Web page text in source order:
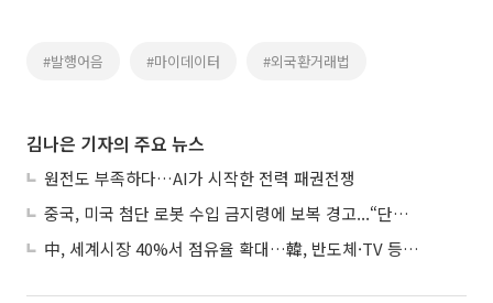
#발행어음 #마이데이터 #외국환거래법
김나은 기자의 주요 뉴스
원전도 부족하다…AI가 시작한 전력 패권전쟁
중국, 미국 첨단 로봇 수입 금지령에 보복 경고...“단호히 대응”
中, 세계시장 40%서 점유율 확대…韓, 반도체·TV 등 4개 품목 1위